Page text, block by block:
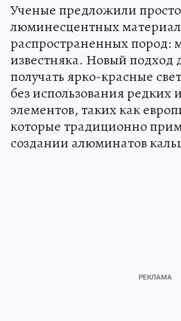
Ученые предложили
люминесцентных
распространенных пород:
известняка. Новый подход
получать ярко-красные
без использования редких
элементов, таких как
которые традиционно
создании алюминатов